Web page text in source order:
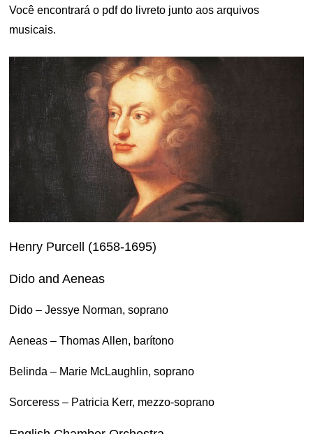
Você encontrará o pdf do livreto junto aos arquivos
musicais.
Henry Purcell (1658-1695)
Dido and Aeneas
Dido – Jessye Norman, soprano
Aeneas – Thomas Allen, barítono
Belinda – Marie McLaughlin, soprano
Sorceress – Patricia Kerr, mezzo-soprano